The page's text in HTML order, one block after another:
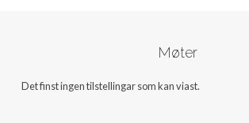
Møter
Det finst ingen tilstellingar som kan viast.